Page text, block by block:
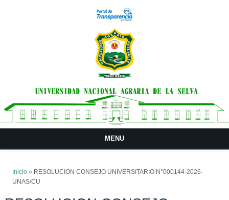
MENU
Inicio » RESOLUCION CONSEJO UNIVERSITARIO N°000144-2026-
UNAS/CU